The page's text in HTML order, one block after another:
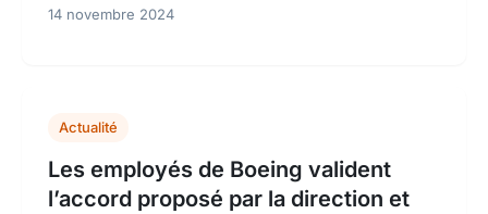
14 novembre 2024
Actualité
Les employés de Boeing valident
l’accord proposé par la direction et